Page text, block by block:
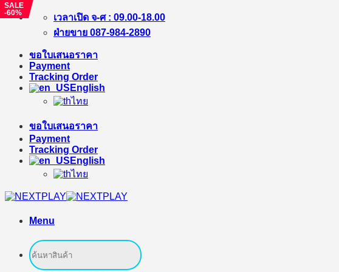
Skip
เวลาเปิด จ-ศ : 09.00-18.00
ฝ่ายขาย 087-984-2890
ขอใบเสนอราคา
Payment
Tracking Order
English
ไทย
ขอใบเสนอราคา
Payment
Tracking Order
English
ไทย
Menu
Search
for:
SALE
-60%